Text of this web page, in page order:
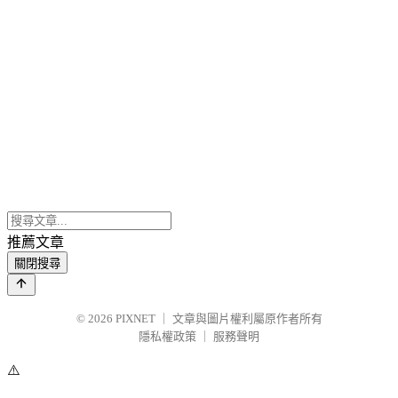
推薦文章
關閉搜尋
© 2026 PIXNET
文章與圖片權利屬原作者所有
隱私權政策
服務聲明
⚠️